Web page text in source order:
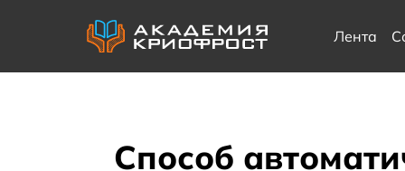
Лента
Способ